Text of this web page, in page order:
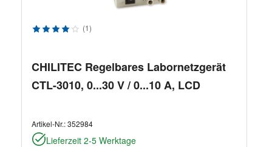
Durchschnittliche Bewertung von 4 von 5 Sternen
(1)
CHILITEC Regelbares Labornetzgerät
CTL-3010, 0...30 V / 0...10 A, LCD
Artikel-Nr.:352984
Lieferzeit 2-5 Werktage